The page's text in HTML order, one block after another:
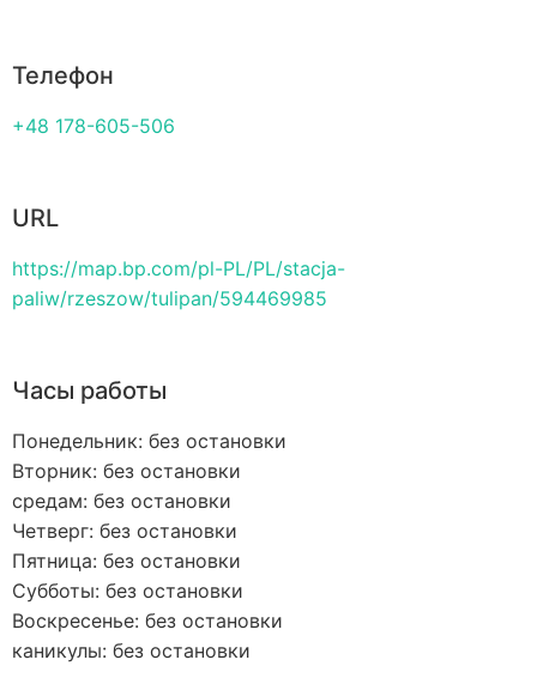
Телефон
+48 178-605-506
URL
https://map.bp.com/pl-PL/PL/stacja-
paliw/rzeszow/tulipan/594469985
Часы работы
Понедельник: без остановки
Вторник: без остановки
средам: без остановки
Четверг: без остановки
Пятница: без остановки
Субботы: без остановки
Воскресенье: без остановки
каникулы: без остановки